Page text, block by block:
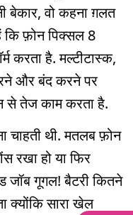
बेकार, वो कहना ग़लत
फ़ोन पिक्सल 8
करता है. मल्टीटास्क,
और बंद करने पर
से तेज काम करता है.
चाहती थी. मतलब फ़ोन
रखा हो या फिर
जॉब गूगल! बैटरी कितने
क्योंकि सारा खेल